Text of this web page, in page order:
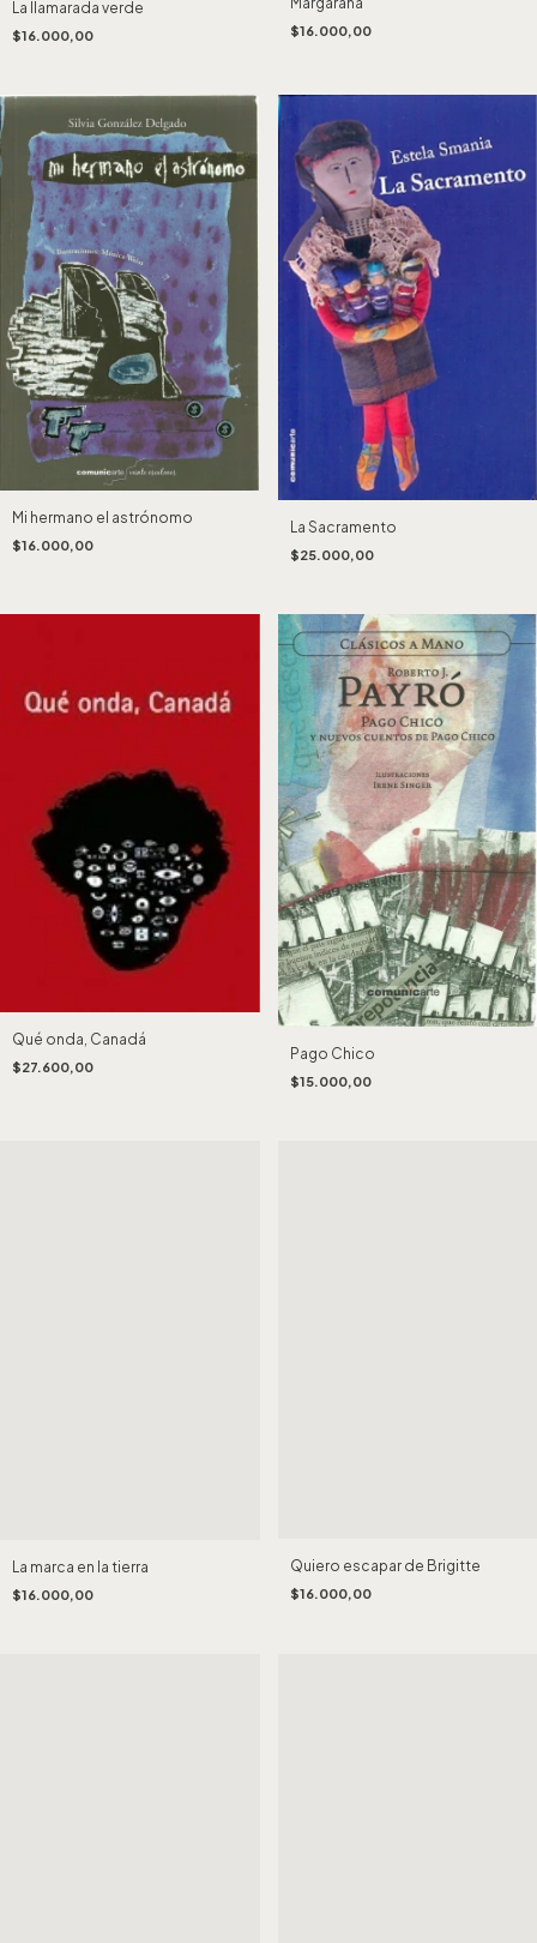
La llamarada verde
$16.000,00 $16.000,00
Mi hermano el astrónomo
$16.000,00
La Sacramento
$25.000,00
Qué onda, Canadá
$27.600,00
Pago Chico
$15.000,00
La marca en la tierra
$16.000,00
Quiero escapar de Brigitte
$16.000,00